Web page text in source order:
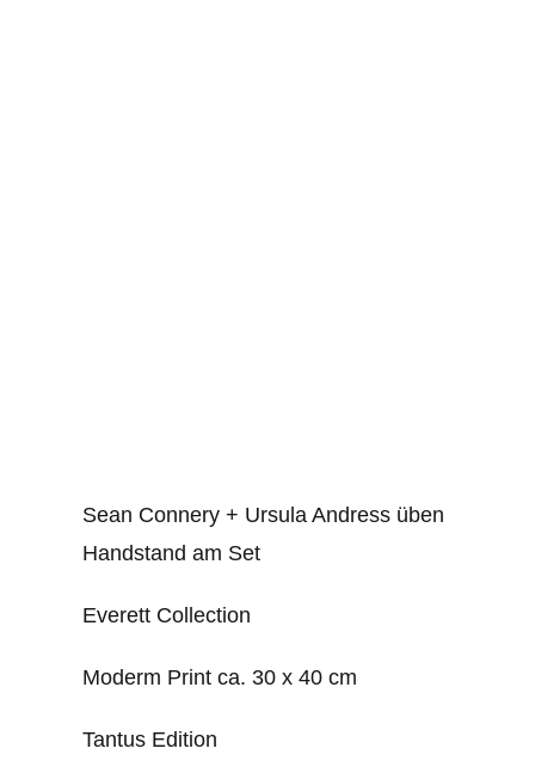
Sean Connery + Ursula Andress üben
Handstand am Set
Everett Collection
Moderm Print ca. 30 x 40 cm
Tantus Edition